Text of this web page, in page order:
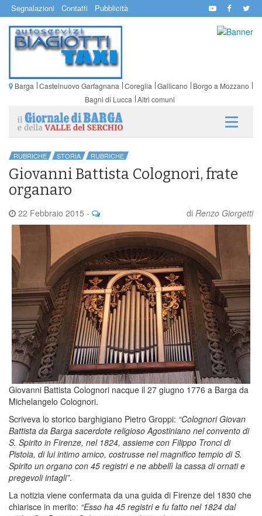
Segnalazioni Contatti Pubblicità
Barga Castelnuovo Garfagnana Coreglia Gallicano
Borgo a Mozzano
Bagni di Lucca Altri comuni
RUBRICHE STORIA RUBRICHE
Giovanni Battista Colognori, frate
organaro
22 Febbraio 2015 - di Renzo Giorgetti
Giovanni Battista Colognori nacque il 27 giugno 1776 a Barga da
Michelangelo Colognori.
Scriveva lo storico barghigiano Pietro Groppi: “Colognori Giovan
Battista da Barga sacerdote religioso Agostiniano nel convento di
S. Spirito in Firenze, nel 1824, assieme con Filippo Tronci di
Pistoia, di lui intimo amico, costrusse nel magnifico tempio di S.
Spirito un organo con 45 registri e ne abbellì la cassa di ornati e
pregevoli intagli”.
La notizia viene confermata da una guida di Firenze del 1830 che
chiarisce in merito: “Esso ha 45 registri e fu fatto nel 1824 dal